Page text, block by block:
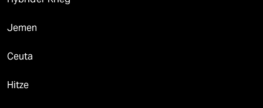
Jemen
Ceuta
Hitze